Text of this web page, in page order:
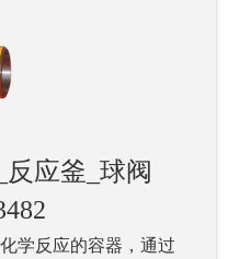
反应釜_球阀
学反应的容器，通过